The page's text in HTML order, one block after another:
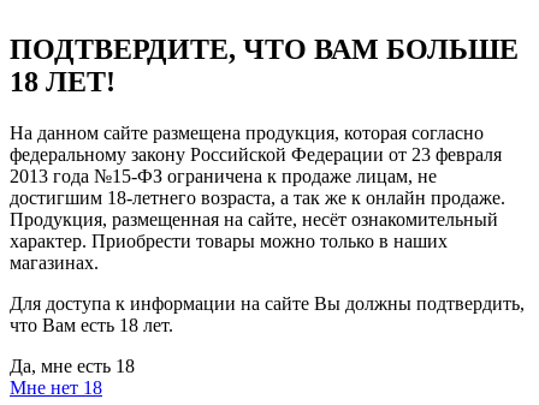
ПОДТВЕРДИТЕ, ЧТО ВАМ БОЛЬШЕ
18 ЛЕТ!
На данном сайте размещена продукция, которая согласно
федеральному закону Российской Федерации от 23 февраля
2013 года №15-ФЗ ограничена к продаже лицам, не
достигшим 18-летнего возраста, а так же к онлайн продаже.
Продукция, размещенная на сайте, несёт ознакомительный
характер. Приобрести товары можно только в наших
магазинах.
Для доступа к информации на сайте Вы должны подтвердить,
что Вам есть 18 лет.
Да, мне есть 18
Мне нет 18